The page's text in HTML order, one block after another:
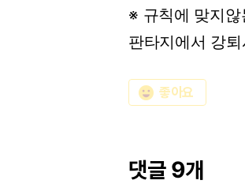
※ 규칙에 맞지않
판타지에서 강
emoji_emotions 좋아요
댓글 9개